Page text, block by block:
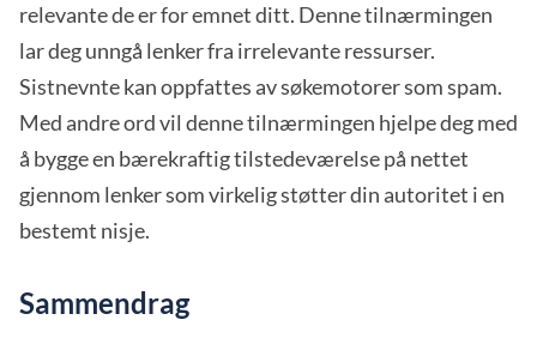
relevante de er for emnet ditt. Denne tilnærmingen
lar deg unngå lenker fra irrelevante ressurser.
Sistnevnte kan oppfattes av søkemotorer som spam.
Med andre ord vil denne tilnærmingen hjelpe deg med
å bygge en bærekraftig tilstedeværelse på nettet
gjennom lenker som virkelig støtter din autoritet i en
bestemt nisje.
Sammendrag